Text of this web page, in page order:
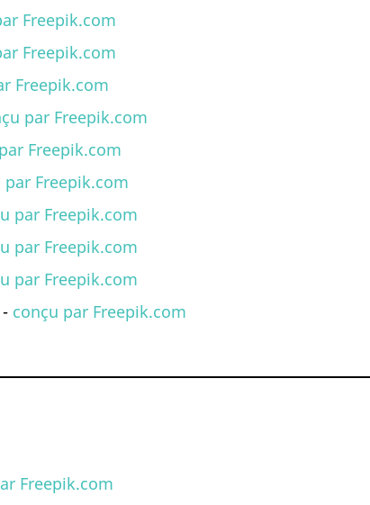
Freepik.com
Freepik.com
Freepik.com
par Freepik.com
Freepik.com
par Freepik.com
par Freepik.com
par Freepik.com
par Freepik.com
- conçu par Freepik.com
Freepik.com